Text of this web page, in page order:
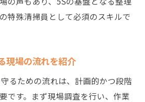
特殊清掃員として必須のスキルで
現場の流れを紹介
るための流れは、計画的かつ段階
です。まず現場調査を行い、作業